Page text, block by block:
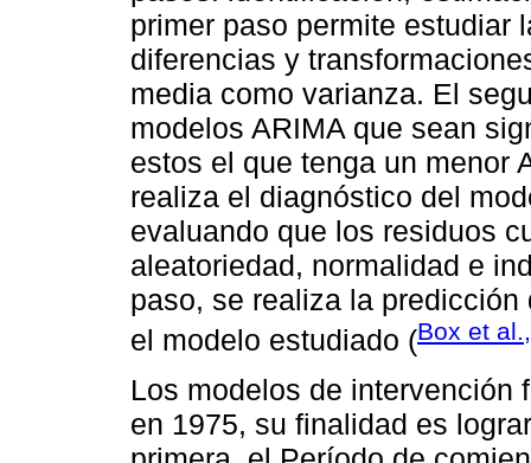
primer paso permite estudiar
diferencias y
media como varianza. El
modelos ARIMA que sean
estos el que tenga un menor
realiza el diagnóstico del
evaluando que los residuos
aleatoriedad, normalidad e
paso, se realiza la
el modelo estudiado (Box et
Los modelos de intervención
en 1975, su finalidad es